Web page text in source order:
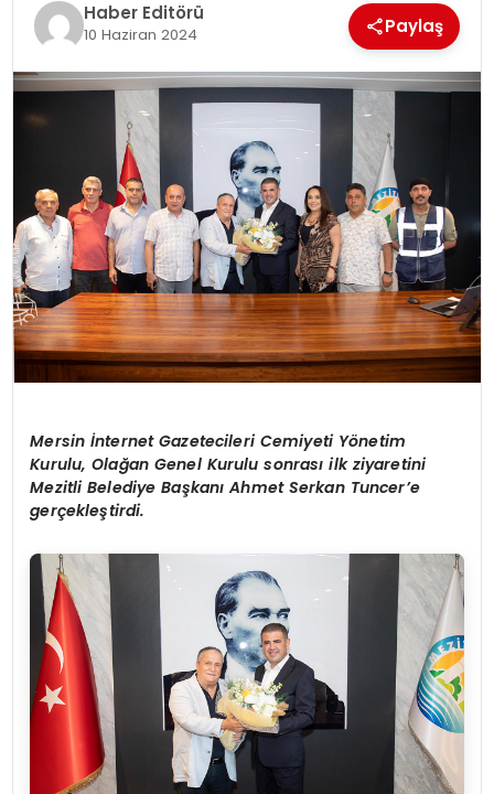
Haber Editörü
10 Haziran 2024 Paylaş
Mersin İnternet Gazetecileri Cemiyeti Yönetim
Kurulu, Olağan Genel Kurulu sonrası ilk ziyaretini
Mezitli Belediye Başkanı Ahmet Serkan Tuncer’e
gerçekleştirdi.